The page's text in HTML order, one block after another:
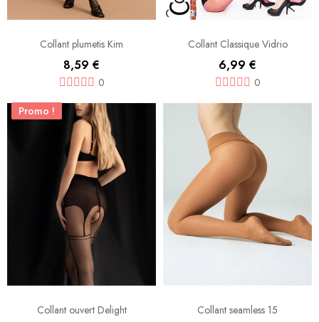
Collant plumetis Kim
8,59 €
0
Collant Classique Vidrio
6,99 €
0
Promo !
Collant ouvert Delight Collant seamless 15